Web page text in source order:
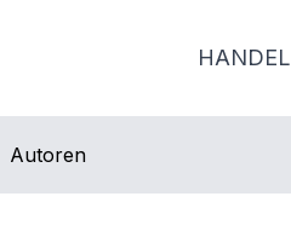
HANDEL
Autoren